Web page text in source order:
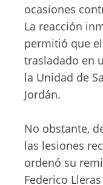
ocasiones
La reacción
permitió que
trasladado en
la Unidad de
Jordán.
No obstante,
las lesiones
ordenó su
Federico